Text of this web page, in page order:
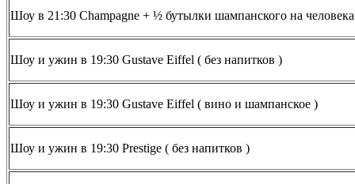
Шоу в 21:30 Champagne + ½ бутылки шампанского на человека
Шоу и ужин в 19:30 Gustave Eiffel ( без напитков )
Шоу и ужин в 19:30 Gustave Eiffel ( вино и шампанское )
Шоу и ужин в 19:30 Prestige ( без напитков )